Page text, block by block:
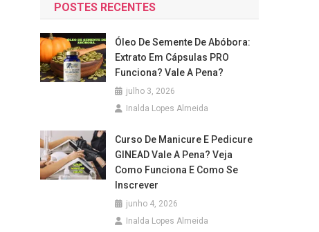
POSTES RECENTES
Óleo De Semente De Abóbora:
Extrato Em Cápsulas PRO
Funciona? Vale A Pena?
julho 3, 2026
Inalda Lopes Almeida
Curso De Manicure E Pedicure
GINEAD Vale A Pena? Veja
Como Funciona E Como Se
Inscrever
junho 4, 2026
Inalda Lopes Almeida